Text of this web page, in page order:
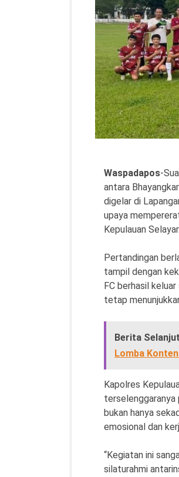
Waspadapos-
antara
digelar di
upaya
Kepulauan Selayar.
Pertandingan
tampil dengan
FC berhasil
tetap
Berita
Lomba
Kapolres
terselenggaranya
bukan hanya
emosional dan
“Kegiatan ini
silaturahmi